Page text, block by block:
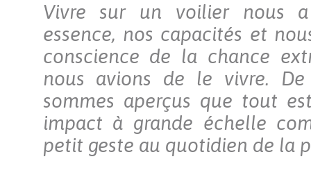
Vivre sur un voilier nous
essence, nos capacités et
conscience de la chance
nous avions de le vivre.
sommes aperçus que tout
impact à grande échelle
petit geste au quotidien de la